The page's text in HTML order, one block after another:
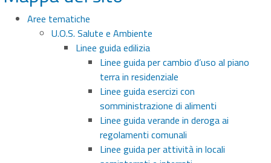
Aree tematiche
U.O.S. Salute e Ambiente
Linee guida edilizia
Linee guida per cambio d’uso al piano
terra in residenziale
Linee guida esercizi con
somministrazione di alimenti
Linee guida verande in deroga ai
regolamenti comunali
Linee guida per attività in locali